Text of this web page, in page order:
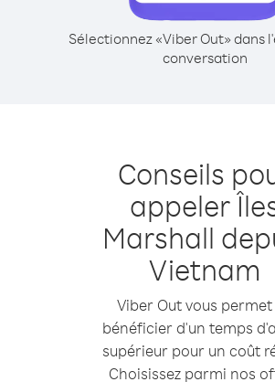
Sélectionnez «Viber Out» dans
conversation
Conseils
appeler
Marshall
Vietnam
Viber Out vous permet
bénéficier d'un temps
supérieur pour un coût
Choisissez parmi nos